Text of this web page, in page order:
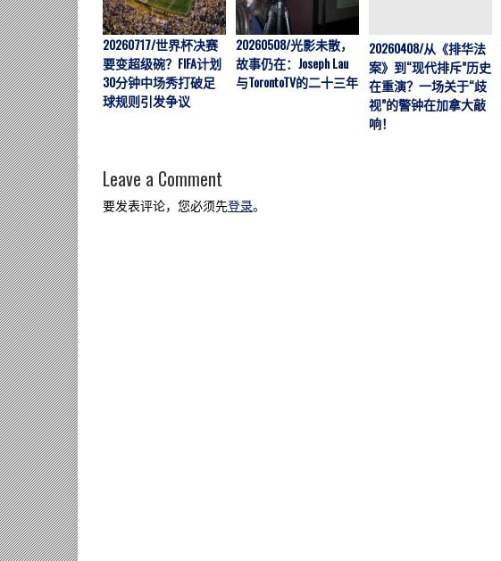
20260717/世界杯决赛
要变超级碗？FIFA计划
30分钟中场秀打破足
球规则引发争议
20260508/光影未散，
故事仍在：Joseph Lau
与TorontoTV的二十三年
20260408/从《排华法
案》到“现代排斥”历史
在重演？一场关于“歧
视”的警钟在加拿大敲
响！
Leave a Comment
要发表评论，您必须先登录。